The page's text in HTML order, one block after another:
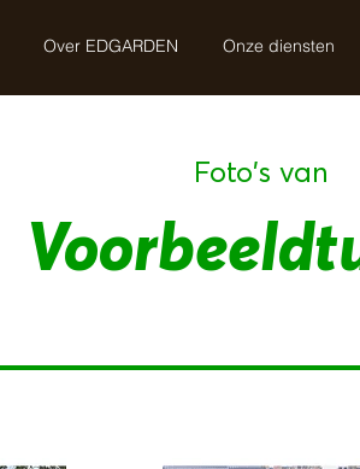
Over EDGARDEN Onze diensten
Foto's van